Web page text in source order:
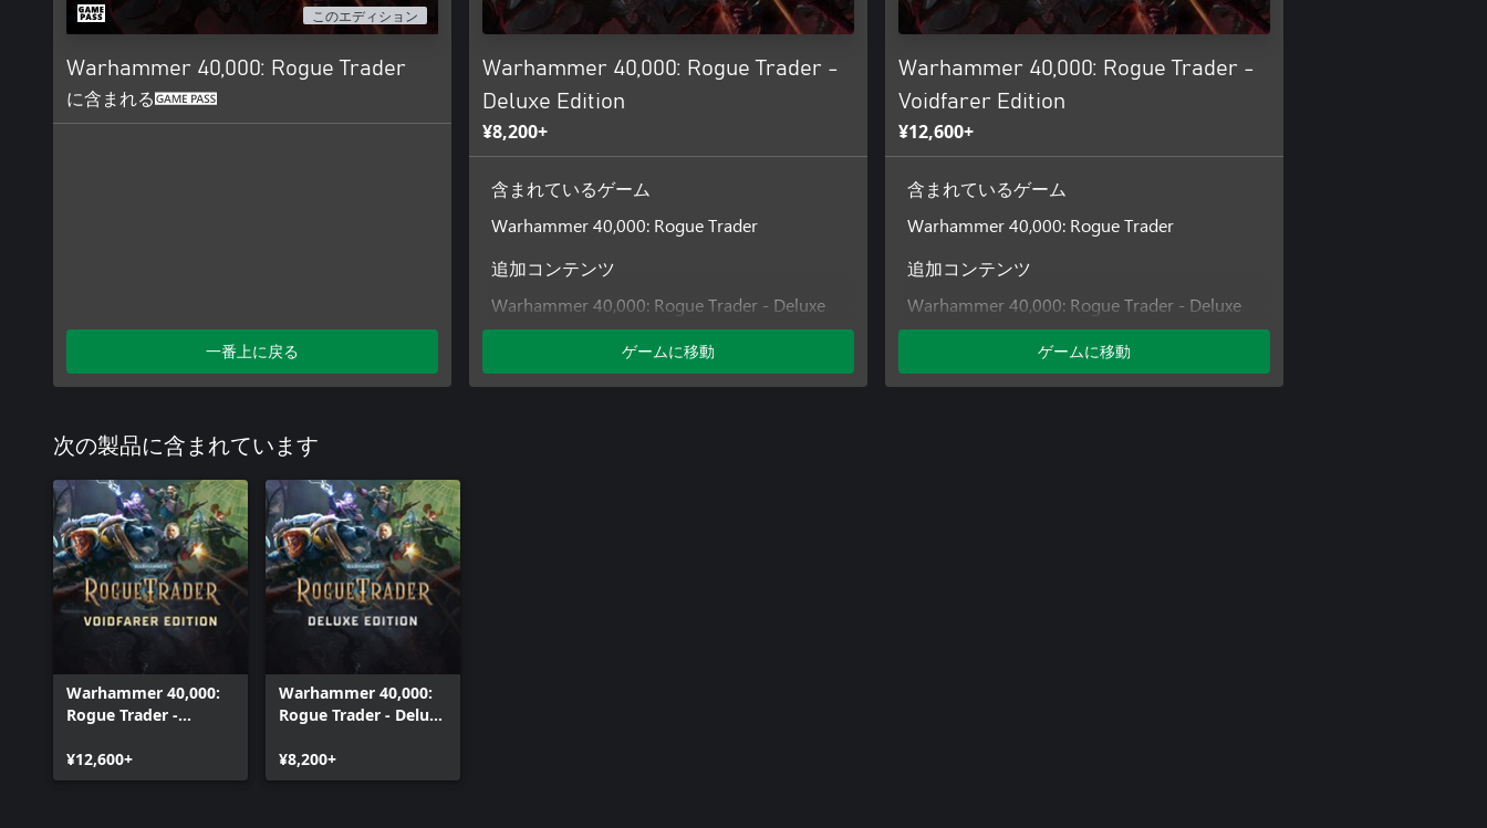
このエディション
Warhammer 40,000: Rogue Trader
に含まれる
一番上に戻る
Warhammer 40,000: Rogue Trader -
Deluxe Edition
¥8,200+
含まれているゲーム
Warhammer 40,000: Rogue Trader
追加コンテンツ
Warhammer 40,000: Rogue Trader - Deluxe
Pack
ゲームに移動
Warhammer 40,000: Rogue Trader -
Voidfarer Edition
¥12,600+
含まれているゲーム
Warhammer 40,000: Rogue Trader
追加コンテンツ
Warhammer 40,000: Rogue Trader - Deluxe
Pack
Warhammer 40,000: Rogue Trader - Voidfarer
Pack
ゲームに移動
次の製品に含まれています
Warhammer 40,000:
Rogue Trader -
¥12,600+
Warhammer 40,000:
Rogue Trader - Deluxe
¥8,200+